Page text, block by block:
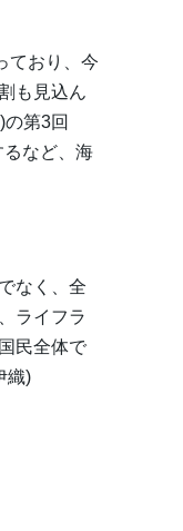
ており、今
も見込ん
第3回
るなど、海
なく、全
ライフラ
民全体で
織)